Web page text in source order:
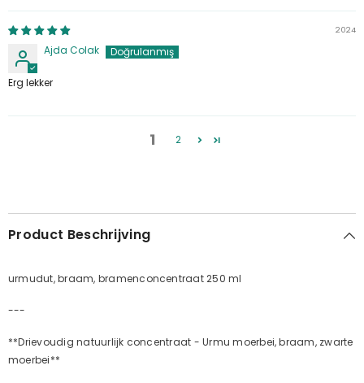
2024
Ajda Colak
Erg lekker
1 2
Product Beschrijving
urmudut, braam, bramenconcentraat 250 ml
---
**Drievoudig natuurlijk concentraat - Urmu moerbei, braam, zwarte
moerbei**